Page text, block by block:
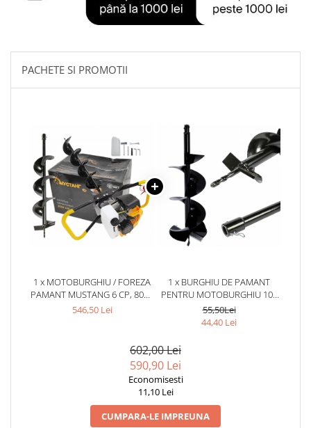
Tractoraș de tuns gazonul
Echipamente pentru animale
Tarcuri animale
Semanatori
Masini batut stalpi si accesorii
Roabe & accesorii
Casute gradina si cutii depozitare
umbrire
Lopeti zapada
Zdrobitoare electrice & manuale
Zdrobitoare manuale
Masini de cusut si accesorii
PACHETE SI PROMOTII
1 x MOTOBURGHIU / FOREZA
PAMANT MUSTANG 6 CP, 8000
RPM CU BURGHIU 150 X 800
546,50 Lei
1 x BURGHIU DE PAMANT
PENTRU MOTOBURGHIU 100
MM X 800 MM
55,50Lei
44,40 Lei
602,00 Lei
590,90 Lei
Economisesti
11,10 Lei
CUMPARA-LE IMPREUNA